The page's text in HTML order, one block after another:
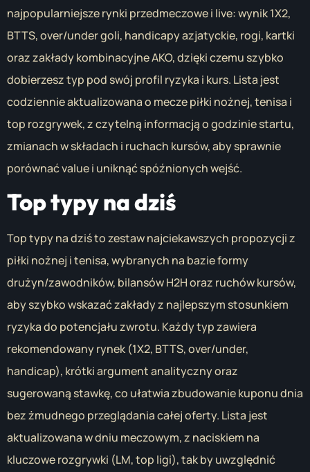
najpopularniejsze rynki przedmeczowe i live: wynik 1X2,
BTTS, over/under goli, handicapy azjatyckie, rogi, kartki
oraz zakłady kombinacyjne AKO, dzięki czemu szybko
dobierzesz typ pod swój profil ryzyka i kurs. Lista jest
codziennie aktualizowana o mecze piłki nożnej, tenisa i
top rozgrywek, z czytelną informacją o godzinie startu,
zmianach w składach i ruchach kursów, aby sprawnie
porównać value i uniknąć spóźnionych wejść.
Top typy na dziś
Top typy na dziś to zestaw najciekawszych propozycji z
piłki nożnej i tenisa, wybranych na bazie formy
drużyn/zawodników, bilansów H2H oraz ruchów kursów,
aby szybko wskazać zakłady z najlepszym stosunkiem
ryzyka do potencjału zwrotu. Każdy typ zawiera
rekomendowany rynek (1X2, BTTS, over/under,
handicap), krótki argument analityczny oraz
sugerowaną stawkę, co ułatwia zbudowanie kuponu dnia
bez żmudnego przeglądania całej oferty. Lista jest
aktualizowana w dniu meczowym, z naciskiem na
kluczowe rozgrywki (LM, top ligi), tak by uwzględnić